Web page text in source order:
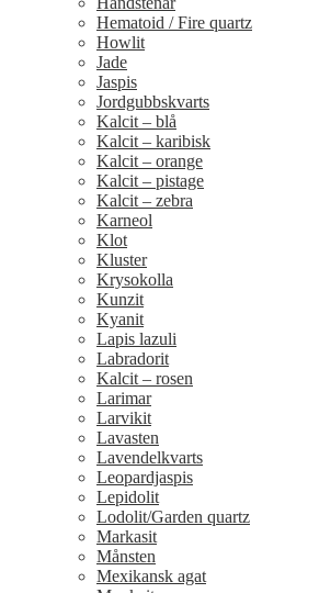
Hematoid / Fire quartz
Howlit
Jade
Jaspis
Jordgubbskvarts
Kalcit – blå
Kalcit – karibisk
Kalcit – orange
Kalcit – pistage
Kalcit – zebra
Karneol
Klot
Kluster
Krysokolla
Kunzit
Kyanit
Lapis lazuli
Labradorit
Kalcit – rosen
Larimar
Larvikit
Lavasten
Lavendelkvarts
Leopardjaspis
Lepidolit
Lodolit/Garden quartz
Markasit
Månsten
Mexikansk agat